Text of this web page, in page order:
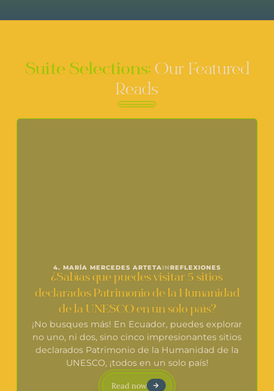
Suite Selections: Our Featured
Reads
4. MARÍA MERCEDES ARTETAINREFLEXIONES
¿Sabías que puedes visitar 5 sitios
declarados Patrimonio de la Humanidad
de la UNESCO en un solo país?
¡No busques más! En Ecuador, puedes explorar
no uno, ni dos, sino cinco impresionantes sitios
declarados Patrimonio de la Humanidad de la
UNESCO, ¡todos en un solo país!
Read now